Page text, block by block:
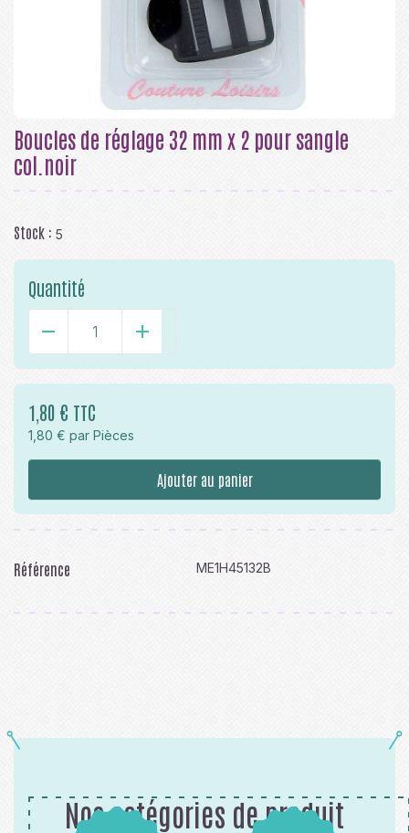
Boucles de réglage 32 mm x 2 pour sangle
col.noir
Stock : 5
Quantité
- +
1,80 € TTC
1,80 € par Pièces
Ajouter au panier
Référence ME1H45132B
Nos catégories de produit